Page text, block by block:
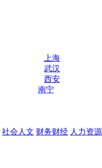
上海
武汉
西安
南宁
社会人文 财务财经 人力资源